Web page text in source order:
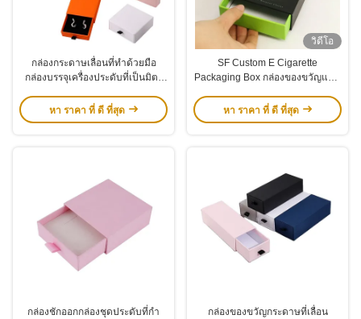
กล่องกระดาษเลื่อนที่ทําด้วยมือ
กล่องบรรจุเครื่องประดับที่เป็นมิตร
หา ราคา ที่ ดี ที่สุด
วิดีโอ
SF Custom E Cigarette
Packaging Box กล่องของขวัญแบบ
หา ราคา ที่ ดี ที่สุด
กล่องชักออกกล่องชุดประดับที่กํา
กล่องของขวัญกระดาษที่เลื่อน